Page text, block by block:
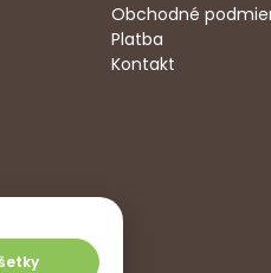
,
Obchodné
Platba
Kontakt